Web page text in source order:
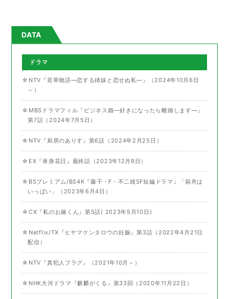
DATA
ドラマ
☆NTV『若草物語―恋する姉妹と恋せぬ私―』（2024年10月6日
～）
☆MBSドラマフィル『ビジネス婚―好きになったら離婚します―』
第7話（2024年7月5日）
☆NTV『厨房のありす』第6話（2024年2月25日）
☆EX『単身花日』最終話（2023年12月9日）
☆BSプレミアム/BS4K『藤子・F・不二雄SF短編ドラマ』「箱舟は
いっぱい」（2023年6月4日）
☆CX『私のお嫁くん』第5話( 2023年5月10日)
☆Netflix/TX『ヒヤマケンタロウの妊娠』第3話（2022年4月21日
配信）
☆NTV『真犯人フラグ』（2021年10月～）
☆NHK大河ドラマ『麒麟がくる』第33回（2020年11月22日）